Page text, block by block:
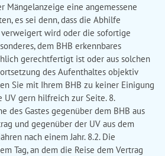
Mängelanzeige eine angemessene
es sei denn, dass die Abhilfe
wird oder die sofortige
dem BHB erkennbares
gerechtfertigt ist oder aus solchen
des Aufenthaltes objektiv
Sie mit Ihrem BHB zu keiner Einigung
UV gern hilfreich zur Seite. 8.
des Gastes gegenüber dem BHB aus
und gegenüber der UV aus dem
nach einem Jahr. 8.2. Die
Tag, an dem die Reise dem Vertrag